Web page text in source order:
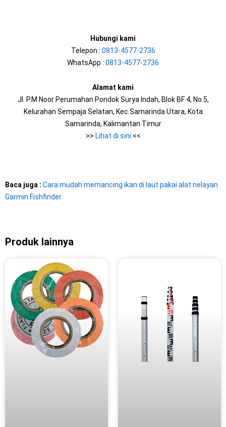
Hubungi kami
Telepon : 0813-4577-2736
WhatsApp : 0813-4577-2736
Alamat kami
Jl. P.M Noor Perumahan Pondok Surya Indah, Blok BF 4, No.5,
Kelurahan Sempaja Selatan, Kec.Samarinda Utara, Kota
Samarinda, Kalimantan Timur
>> Lihat di sini <<
Baca juga : Cara mudah memancing ikan di laut pakai alat nelayan
Garmin Fishfinder
Produk lainnya